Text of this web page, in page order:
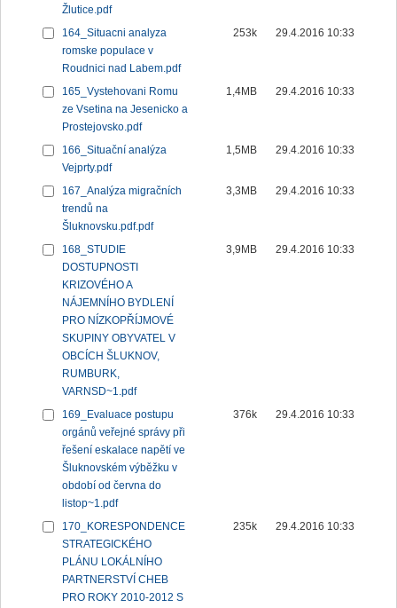
Žlutice.pdf
164_Situacni analyza
romske populace v
Roudnici nad Labem.pdf
253k 29.4.2016 10:33
165_Vystehovani Romu
ze Vsetina na Jesenicko a
Prostejovsko.pdf
1,4MB 29.4.2016 10:33
166_Situační analýza
Vejprty.pdf
1,5MB 29.4.2016 10:33
167_Analýza migračních
trendů na
Šluknovsku.pdf.pdf
3,3MB 29.4.2016 10:33
168_STUDIE
DOSTUPNOSTI
KRIZOVÉHO A
NÁJEMNÍHO BYDLENÍ
PRO NÍZKOPŘÍJMOVÉ
SKUPINY OBYVATEL V
OBCÍCH ŠLUKNOV,
RUMBURK,
VARNSD~1.pdf
3,9MB 29.4.2016 10:33
169_Evaluace postupu
orgánů veřejné správy při
řešení eskalace napětí ve
Šluknovském výběžku v
období od června do
listop~1.pdf
376k 29.4.2016 10:33
170_KORESPONDENCE
STRATEGICKÉHO
PLÁNU LOKÁLNÍHO
PARTNERSTVÍ CHEB
PRO ROKY 2010-2012 S
235k 29.4.2016 10:33